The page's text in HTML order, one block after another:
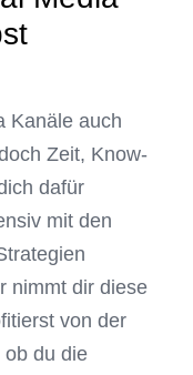
Kanäle auch
Zeit, Know-
dafür
mit den
nimmt dir diese
von der
ob du die